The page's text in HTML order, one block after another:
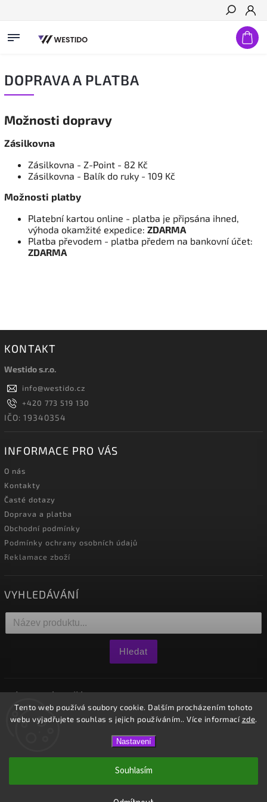
Tento web používá soubory cookie. Dalším procházením tohoto
webu vyjadřujete souhlas s jejich používáním.. Více informacízde.
Nastavení
Souhlasím
Hledat
DOPRAVA A PLATBA
Možnosti dopravy
Zásilkovna
Zásilkovna - Z-Point - 82 Kč
Zásilkovna - Balík do ruky - 109 Kč
Možnosti platby
Platební kartou online - platba je připsána ihned,
výhoda okamžité expedice: ZDARMA
Platba převodem - platba předem na bankovní účet:
ZDARMA
KONTAKT
Westido s.r.o.
info@westido.cz
+420 773 519 130
IČO: 19340354
INFORMACE PRO VÁS
O nás
Kontakty
Časté dotazy
Doprava a platba
Obchodní podmínky
Podmínky ochrany osobních údajů
Reklamace zboží
VYHLEDÁVÁNÍ
Hledat
0ks / 0 Kč